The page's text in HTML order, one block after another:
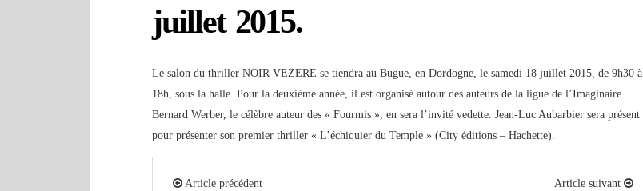
juillet 2015.
Le salon du thriller NOIR VEZERE se tiendra au Bugue, en Dordogne, le samedi 18 juillet 2015, de 9h30 à
18h, sous la halle. Pour la deuxième année, il est organisé autour des auteurs de la ligue de l’Imaginaire.
Bernard Werber, le célèbre auteur des « Fourmis », en sera l’invité vedette. Jean-Luc Aubarbier sera présent
pour présenter son premier thriller « L’échiquier du Temple » (City éditions – Hachette).
Article précédent
Article suivant